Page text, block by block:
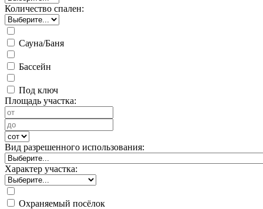
Количество спален:
Сауна/Баня
Бассейн
Под ключ
Площадь участка:
Вид разрешенного использования:
Характер участка:
Охраняемый посёлок